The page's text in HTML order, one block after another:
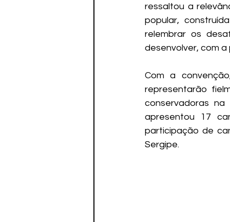
ressaltou a
popular,
relembrar os
desenvolver, com a
Com a
representarão
conservadoras
apresentou 17
participação de
Sergipe.